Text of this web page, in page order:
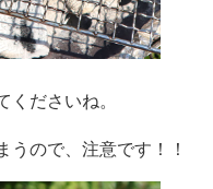
ださいね。
うので、注意です！！